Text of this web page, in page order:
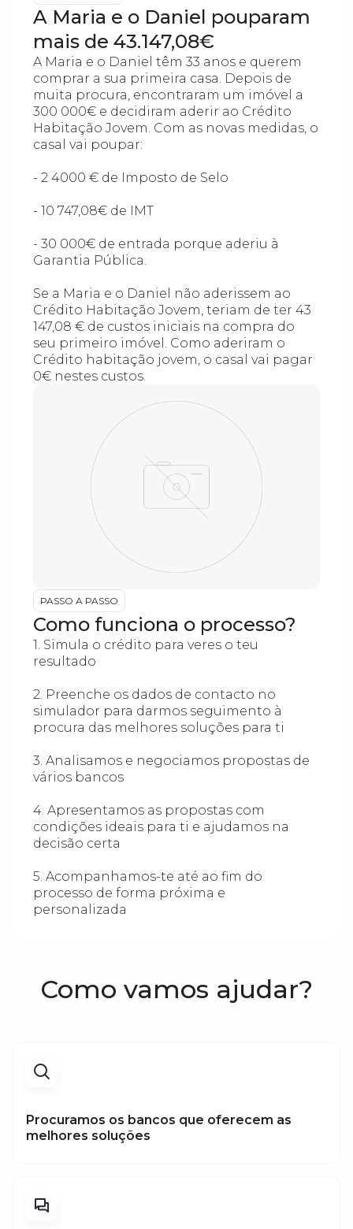
A Maria e o Daniel pouparam
mais de 43.147,08€
A Maria e o Daniel têm 33 anos e querem
comprar a sua primeira casa. Depois de
muita procura, encontraram um imóvel a
300 000€ e decidiram aderir ao Crédito
Habitação Jovem. Com as novas medidas, o
casal vai poupar:
- 2 4000 € de Imposto de Selo
- 10 747,08€ de IMT
- 30 000€ de entrada porque aderiu à
Garantia Pública.
Se a Maria e o Daniel não aderissem ao
Crédito Habitação Jovem, teriam de ter 43
147,08 € de custos iniciais na compra do
seu primeiro imóvel. Como aderiram o
Crédito habitação jovem, o casal vai pagar
0€ nestes custos.
PASSO A PASSO
Como funciona o processo?
1. Simula o crédito para veres o teu
resultado
2. Preenche os dados de contacto no
simulador para darmos seguimento à
procura das melhores soluções para ti
3. Analisamos e negociamos propostas de
vários bancos
4. Apresentamos as propostas com
condições ideais para ti e ajudamos na
decisão certa
5. Acompanhamos-te até ao fim do
processo de forma próxima e
personalizada
Como vamos ajudar?
Procuramos os bancos que oferecem as
melhores soluções